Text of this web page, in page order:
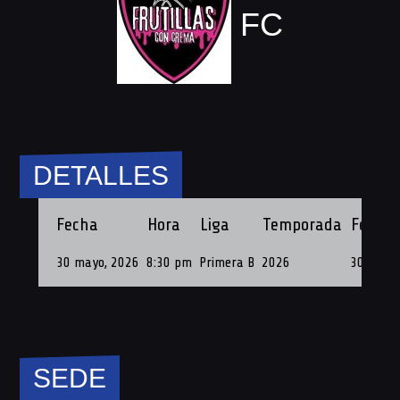
FC
DETALLES
Fecha Hora Liga Temporada Fecha
30 mayo, 2026 8:30 pm Primera B 2026 30 de
SEDE